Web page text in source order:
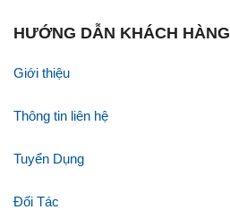
HƯỚNG DẪN KHÁCH HÀNG
Giới thiệu
Thông tin liên hệ
Tuyển Dụng
Đối Tác